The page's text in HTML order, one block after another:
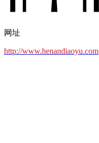
网址
http://www.henandiaoyu.com